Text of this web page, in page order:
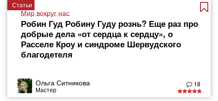
Статьи
Мир вокруг нас
Робин Гуд Робину Гуду рознь? Еще раз про
добрые дела «от сердца к сердцу», о
Расселе Кроу и синдроме Шервудского
благодетеля
Ольга Ситникова
Мастер
18